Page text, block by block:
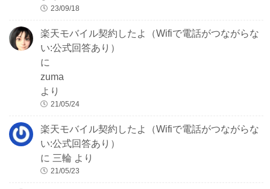
23/09/18
楽天モバイル契約したよ（Wifiで電話がつながらな
い:公式回答あり）
に
zuma
より
21/05/24
楽天モバイル契約したよ（Wifiで電話がつながらな
い:公式回答あり）
に三輪 より
21/05/23